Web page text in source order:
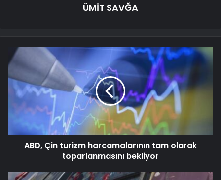
ÜMİT SAVĞA
ABD, Çin turizm harcamalarının tam olarak
toparlanmasını bekliyor